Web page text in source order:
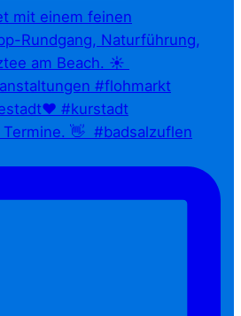
👋⁠ ⁠ #badsalzuflen